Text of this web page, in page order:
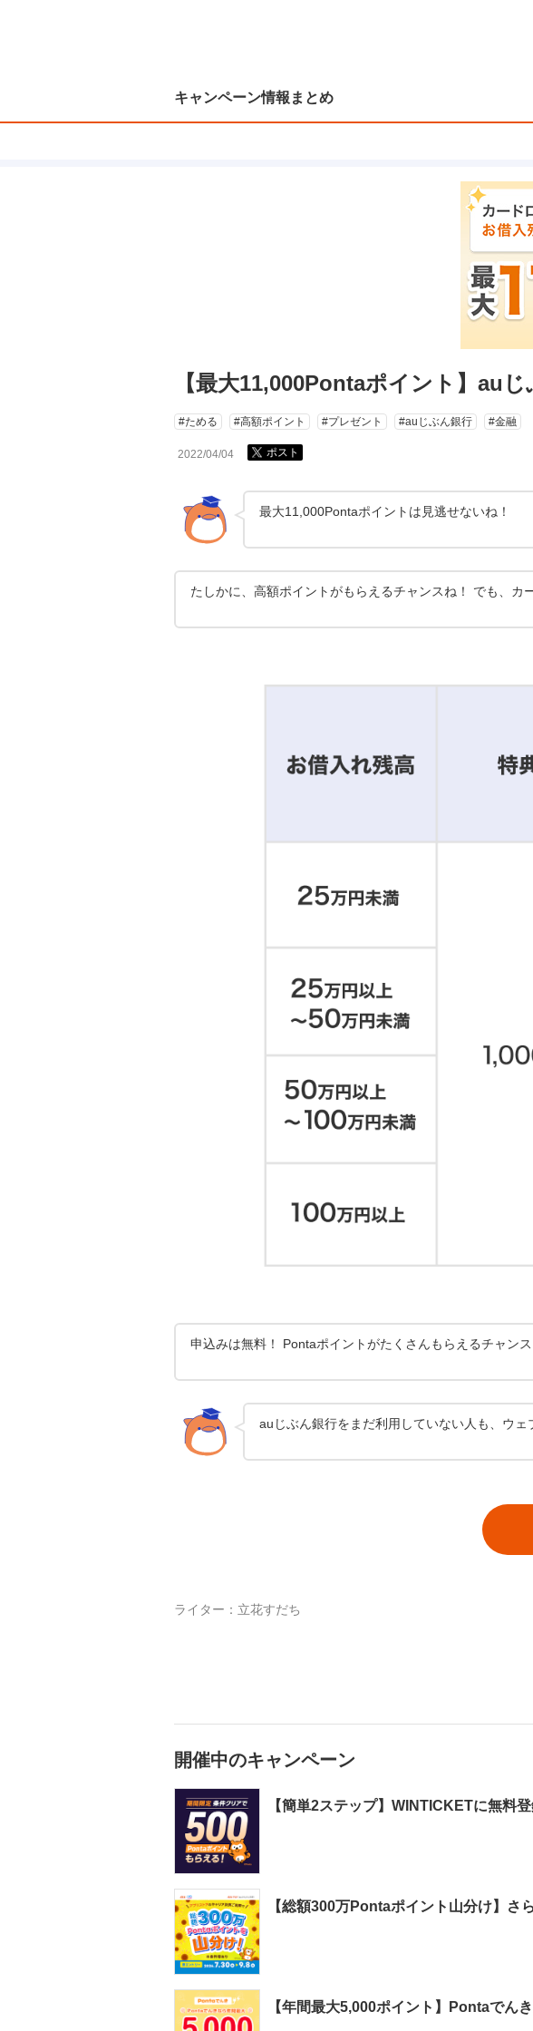
キャンペーン情報まとめ
【最大11,000Pontaポイント】au
#ためる #高額ポイント #プレゼント #auじぶん銀行 #金融
2022/04/04 ポスト
最大11,000Pontaポイントは見逃せないね！
たしかに、高額ポイントがもらえるチャンスね！ でも、カ
申込みは無料！ Pontaポイントがたくさんもらえるチャン
auじぶん銀行をまだ利用していない人も、ウ
ライター： 立花すだち
開催中のキャンペーン
【簡単2ステップ】WINTICKETに無料
【総額300万Pontaポイント山分け】さ
【年間最大5,000ポイント】Pontaでん